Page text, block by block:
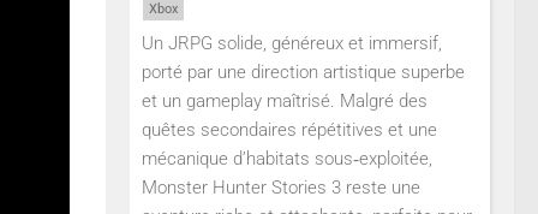
Xbox
Un JRPG solide, généreux et immersif,
porté par une direction artistique superbe
et un gameplay maîtrisé. Malgré des
quêtes secondaires répétitives et une
mécanique d’habitats sous‑exploitée,
Monster Hunter Stories 3 reste une